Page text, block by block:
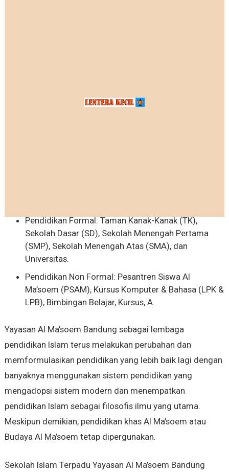
Pendidikan Formal: Taman Kanak-Kanak (TK),
Sekolah Dasar (SD), Sekolah Menengah Pertama
(SMP), Sekolah Menengah Atas (SMA), dan
Universitas.
Pendidikan Non Formal: Pesantren Siswa Al
Ma’soem (PSAM), Kursus Komputer & Bahasa (LPK &
LPB), Bimbingan Belajar, Kursus, A.
Yayasan Al Ma’soem Bandung sebagai lembaga
pendidikan Islam terus melakukan perubahan dan
memformulasikan pendidikan yang lebih baik lagi dengan
banyaknya menggunakan sistem pendidikan yang
mengadopsi sistem modern dan menempatkan
pendidikan Islam sebagai filosofis ilmu yang utama.
Meskipun demikian, pendidikan khas Al Ma’soem atau
Budaya Al Ma’soem tetap dipergunakan.
Sekolah Islam Terpadu Yayasan Al Ma’soem Bandung